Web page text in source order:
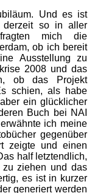
Und es ist
derzeit so in aller
mich die
ob ich bereit
Ausstellung zu
2008 und das
ob das Projekt
schien, als habe
ein glücklicher
Buch bei NAI
ich meine
gegenüber
zeigte und einen
half letztendlich,
ziehen und das
es ist in kurzer
generiert werden